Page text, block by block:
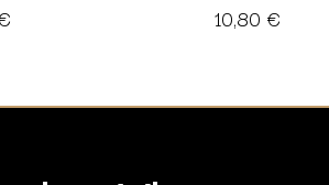
10,80 €